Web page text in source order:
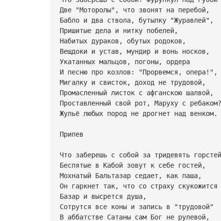
Две "Моторолы", что звонят на перебой,
Бабло и два ствола, бутылку "Журавлей",
Пришитые дела и нитку побелей,
Набитых дураков, обутых родоков,
Вещдоки и устав, мундир и вонь носков,
Укатанных мальцов, погоны, ордера
И песню про козлов: "Прорвемся, опера!",
Мигалку и свисток, доход не трудовой,
Промасленный листок с афганскою шалвой,
Проставленный свой рот, Маруху с ребаком?
Жульё любых пород не дрогнет над венком.
Припев
Что заберешь с собой за тридевять
Беспятые в Кабой зовут к себе гостей,
Мохнатый Бальтазар седает, как паша,
Он гаркнет так, что со страху скукожится
Базар и высрется душа,
Сотрутся все коны и запись в "трудовой"
В аббатстве Сатаны сам Бог не рулевой,